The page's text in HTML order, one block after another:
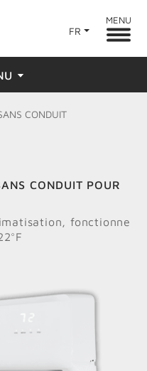
FR
MENU
CONDUIT
CONDUIT POUR
fonctionne